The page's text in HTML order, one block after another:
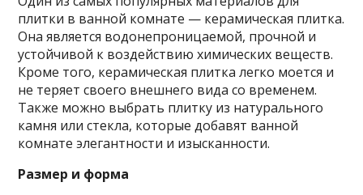
плитки в ванной комнате — керамическая плитка.
Она является водонепроницаемой, прочной и
устойчивой к воздействию химических веществ.
Кроме того, керамическая плитка легко моется и
не теряет своего внешнего вида со временем.
Также можно выбрать плитку из натурального
камня или стекла, которые добавят ванной
комнате элегантности и изысканности.
Размер и форма